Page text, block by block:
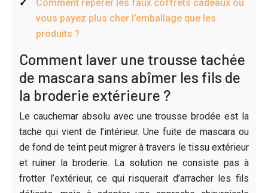
Comment repérer les faux coffrets cadeaux où
vous payez plus cher l’emballage que les
produits ?
Comment laver une trousse tachée
de mascara sans abîmer les fils de
la broderie extérieure ?
Le cauchemar absolu avec une trousse brodée est la
tache qui vient de l’intérieur. Une fuite de mascara ou
de fond de teint peut migrer à travers le tissu extérieur
et ruiner la broderie. La solution ne consiste pas à
frotter l’extérieur, ce qui risquerait d’arracher les fils